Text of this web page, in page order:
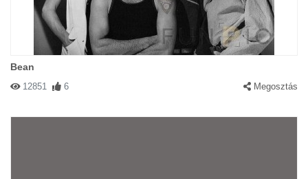
Bean
12851 6 Megosztás